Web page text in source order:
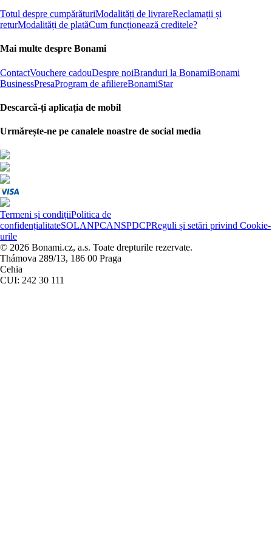
Totul despre cumpărăturiModalități de livrareReclamații și
returModalități de platăCum funcționează creditele?
Mai multe despre Bonami
ContactVouchere cadouDespre noiBranduri la BonamiBonami
BusinessPresaProgram de afiliereBonamiStar
Descarcă-ți aplicația de mobil
Urmărește-ne pe canalele noastre de social media
Termeni și condițiiPolitica de
confidențialitateSOLANPCANSPDCPReguli și setări privind Cookie-
urile
© 2026 Bonami.cz, a.s. Toate drepturile rezervate.
Thámova 289/13, 186 00 Praga
Cehia
CUI: 242 30 111